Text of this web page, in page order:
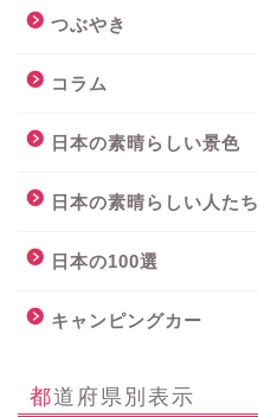
つぶやき
コラム
日本の素晴らしい景色
日本の素晴らしい人たち
日本の100選
キャンピングカー
都道府県別表示